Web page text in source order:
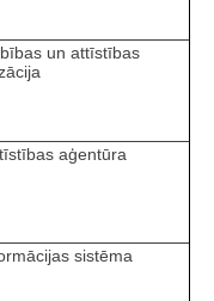
un attīstības
aģentūra
sistēma